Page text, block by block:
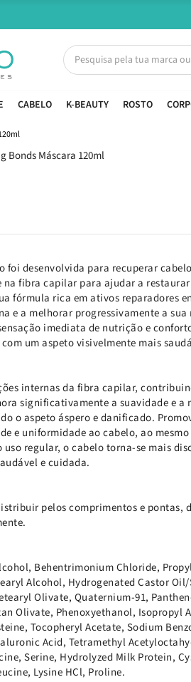
CABELO K-BEAUTY ROSTO
foi desenvolvida para recuperar
fibra capilar para ajudar a
fórmula rica em ativos reparadores
e a melhorar progressivamente a sua
imediata de nutrição e
um aspeto visivelmente mais
internas da fibra capilar,
significativamente a suavidade e a
o aspeto áspero e danificado.
e uniformidade ao cabelo, ao
regular, o cabelo torna-se mais
e cuidada.
pelos comprimentos e pontas,
Behentrimonium Chloride,
Alcohol, Hydrogenated Castor
Olivate, Quaternium-91,
Olivate, Phenoxyethanol, Isopropyl
Tocopheryl Acetate, Sodium
Acid, Tetramethyl
Serine, Hydrolyzed Milk Protein,
Lysine HCl, Proline.